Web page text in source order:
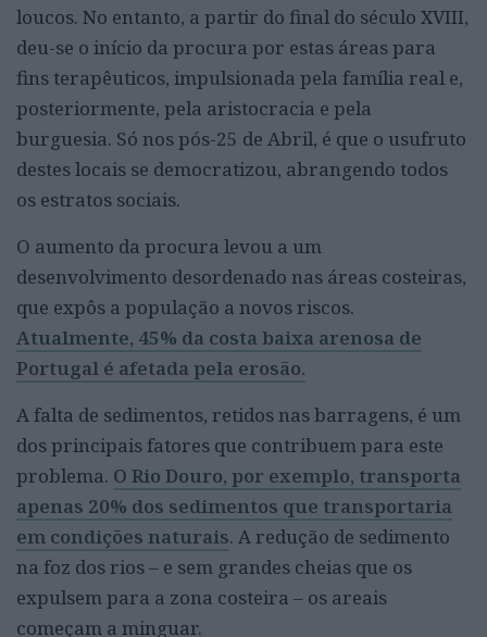
loucos. No entanto, a partir do final do século XVIII,
deu-se o início da procura por estas áreas para
fins terapêuticos, impulsionada pela família real e,
posteriormente, pela aristocracia e pela
burguesia. Só nos pós-25 de Abril, é que o usufruto
destes locais se democratizou, abrangendo todos
os estratos sociais.
O aumento da procura levou a um
desenvolvimento desordenado nas áreas costeiras,
que expôs a população a novos riscos.
Atualmente, 45% da costa baixa arenosa de
Portugal é afetada pela erosão.
A falta de sedimentos, retidos nas barragens, é um
dos principais fatores que contribuem para este
problema. O Rio Douro, por exemplo, transporta
apenas 20% dos sedimentos que transportaria
em condições naturais. A redução de sedimento
na foz dos rios – e sem grandes cheias que os
expulsem para a zona costeira – os areais
começam a minguar.